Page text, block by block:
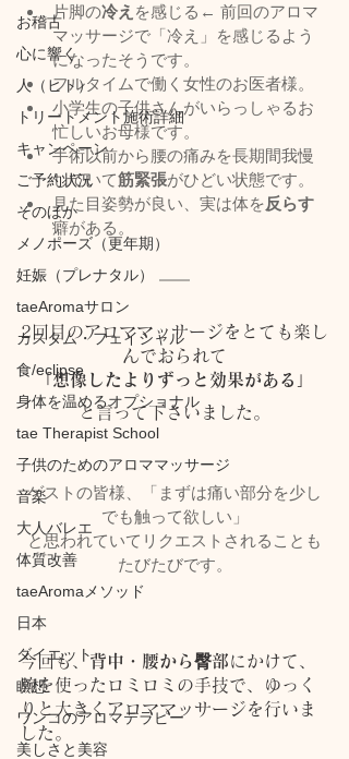
お稽古
心に響く
人（ヒト）
トリートメント施術詳細
キャンペーン
ご予約状況
そのほか
メノポーズ（更年期）
妊娠（プレナタル）
taeAromaサロン
カスタム・フェイシャル
食/eclipse
身体を温めるオプショナル
tae Therapist School
子供のためのアロママッサージ
音楽
大人バレエ
体質改善
taeAromaメソッド
日本
ダイエット
瞑想
ワンコのアロマテラピー
美しさと美容
片脚の冷え を感じる← 前回のアロマ
マッサージで「冷え」を感じるよう
になったそうです。
フルタイムで働く女性のお医者様。
小学生の子供さんがいらっしゃるお
忙しいお母様です。
手術以前から腰の痛みを長期間我慢
していて筋緊張がひどい状態です。
見た目姿勢が良い、実は体を反らす
癖がある。
2回目のアロママッサージをとても楽し
んでおられて
「想像したよりずっと効果がある」
と言って下さいました。
ゲストの皆様、「まずは痛い部分を少し
でも触って欲しい」
と思われていてリクエストされることも
たびたびです。
今回も、背中・腰から臀部にかけて、
腕を使ったロミロミの手技で、ゆっく
りと大きくアロママッサージを行いま
した。